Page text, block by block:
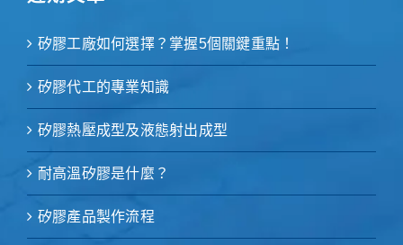
矽膠工廠如何選擇？掌握5個關鍵重點！
矽膠代工的專業知識
矽膠熱壓成型及液態射出成型
耐高溫矽膠是什麼？
矽膠產品製作流程